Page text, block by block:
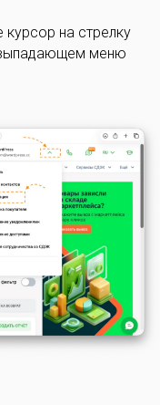
на стрелку
меню